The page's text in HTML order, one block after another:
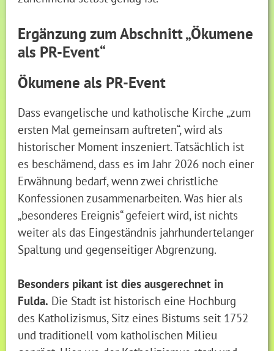
Ergänzung zum Abschnitt „Ökumene
als PR-Event“
Ökumene als PR-Event
Dass evangelische und katholische Kirche „zum
ersten Mal gemeinsam auftreten“, wird als
historischer Moment inszeniert. Tatsächlich ist
es beschämend, dass es im Jahr 2026 noch einer
Erwähnung bedarf, wenn zwei christliche
Konfessionen zusammenarbeiten. Was hier als
„besonderes Ereignis“ gefeiert wird, ist nichts
weiter als das Eingeständnis jahrhundertelanger
Spaltung und gegenseitiger Abgrenzung.
Besonders pikant ist dies ausgerechnet in
Fulda. Die Stadt ist historisch eine Hochburg
des Katholizismus, Sitz eines Bistums seit 1752
und traditionell vom katholischen Milieu